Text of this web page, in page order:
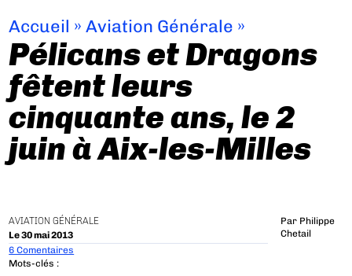
Accueil »Aviation Générale »
Pélicans et Dragons
fêtent leurs
cinquante ans, le 2
juin à Aix-les-Milles
AVIATION GÉNÉRALE
Le 30 mai 2013
Par Philippe
Chetail
6 Comentaires
Mots-clés :